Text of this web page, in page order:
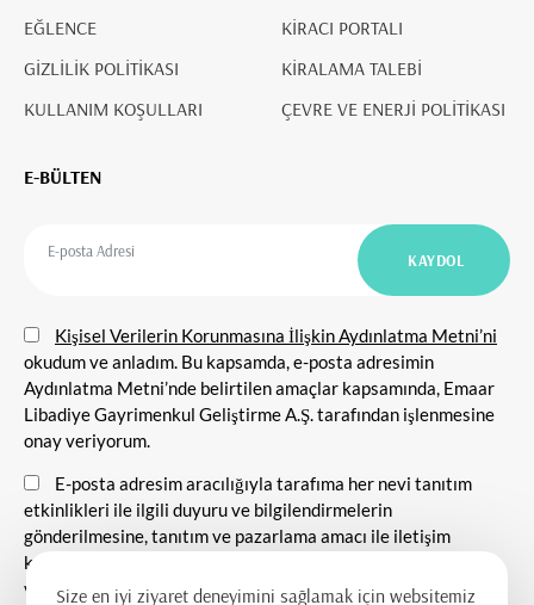
EĞLENCE
GİZLİLİK POLİTİKASI
KULLANIM KOŞULLARI
KİRACI PORTALI
KİRALAMA TALEBİ
ÇEVRE VE ENERJİ POLİTİKASI
E-BÜLTEN
Kişisel Verilerin Korunmasına İlişkin Aydınlatma Metni’ni
okudum ve anladım. Bu kapsamda, e-posta adresimin
Aydınlatma Metni’nde belirtilen amaçlar kapsamında, Emaar
Libadiye Gayrimenkul Geliştirme A.Ş. tarafından işlenmesine
onay veriyorum.
E-posta adresim aracılığıyla tarafıma her nevi tanıtım
etkinlikleri ile ilgili duyuru ve bilgilendirmelerin
gönderilmesine, tanıtım ve pazarlama amacı ile iletişim
kurulmasına ve ticari elektronik ileti gönderilmesine onay
veriyorum.
Size en iyi ziyaret deneyimini sağlamak için websitemiz